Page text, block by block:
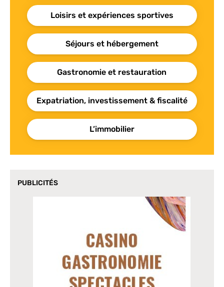
Loisirs et expériences sportives
Séjours et hébergement
Gastronomie et restauration
Expatriation, investissement & fiscalité
L’immobilier
PUBLICITÉS